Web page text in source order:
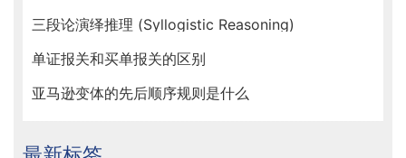
三段论演绎推理 (Syllogistic Reasoning)
单证报关和买单报关的区别
亚马逊变体的先后顺序规则是什么